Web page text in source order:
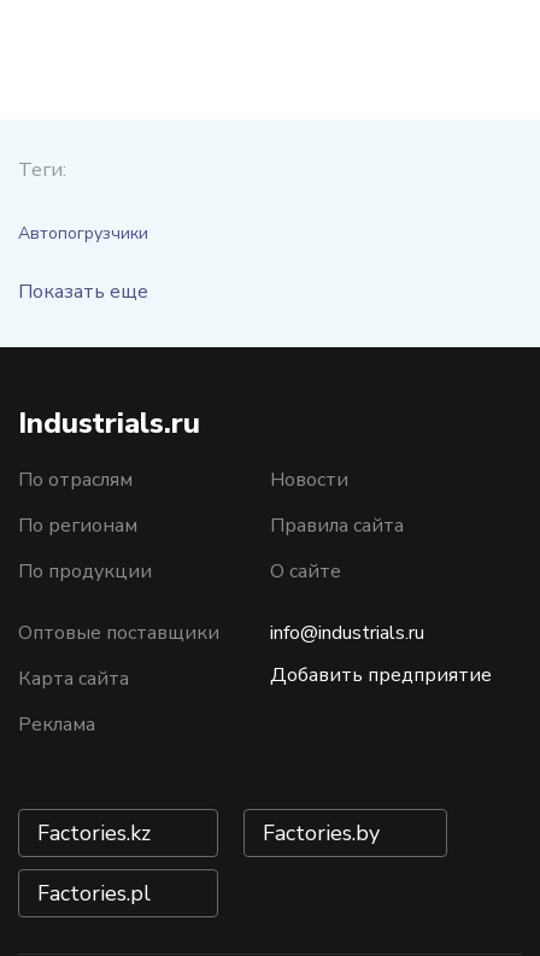
Теги:
Автопогрузчики
Показать еще
Industrials.ru
По отраслям
По регионам
По продукции
Новости
Правила сайта
О сайте
Оптовые поставщики
Карта сайта
Реклама
info@industrials.ru
Добавить предприятие
Factories.kz Factories.by
Factories.pl